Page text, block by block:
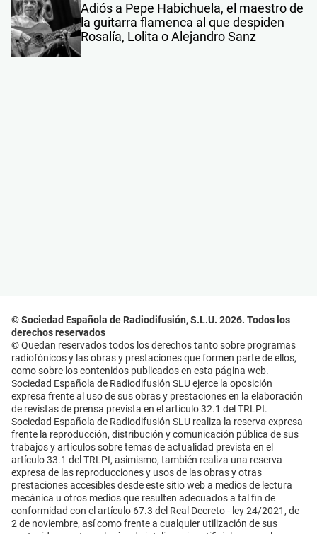
Adiós a Pepe Habichuela, el maestro de
la guitarra flamenca al que despiden
Rosalía, Lolita o Alejandro Sanz
© Sociedad Española de Radiodifusión, S.L.U. 2026. Todos los
derechos reservados
© Quedan reservados todos los derechos tanto sobre programas
radiofónicos y las obras y prestaciones que formen parte de ellos,
como sobre los contenidos publicados en esta página web.
Sociedad Española de Radiodifusión SLU ejerce la oposición
expresa frente al uso de sus obras y prestaciones en la elaboración
de revistas de prensa prevista en el artículo 32.1 del TRLPI.
Sociedad Española de Radiodifusión SLU realiza la reserva expresa
frente la reproducción, distribución y comunicación pública de sus
trabajos y artículos sobre temas de actualidad prevista en el
artículo 33.1 del TRLPI, asimismo, también realiza una reserva
expresa de las reproducciones y usos de las obras y otras
prestaciones accesibles desde este sitio web a medios de lectura
mecánica u otros medios que resulten adecuados a tal fin de
conformidad con el artículo 67.3 del Real Decreto - ley 24/2021, de
2 de noviembre, así como frente a cualquier utilización de sus